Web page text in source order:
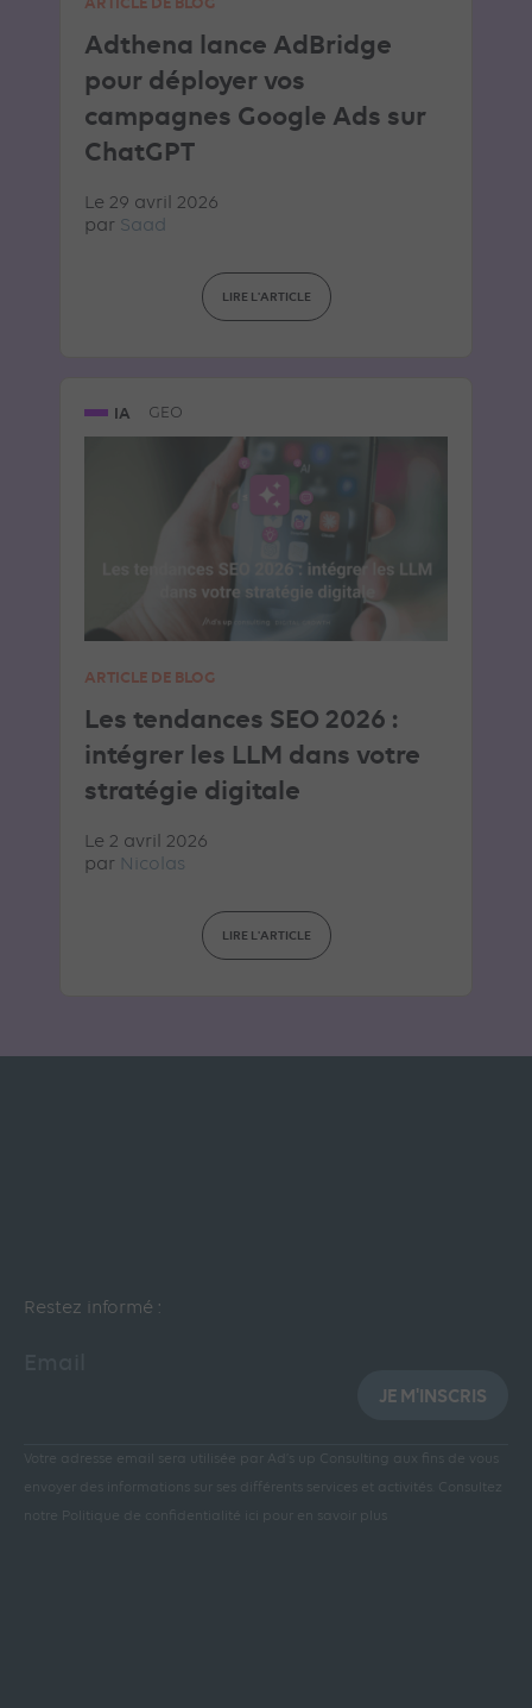
Adthena lance AdBridge
pour déployer vos
campagnes Google Ads sur
ChatGPT
Le 29 avril 2026
par Saad
LIRE L'ARTICLE
IA GEO
ARTICLE DE BLOG
Les tendances SEO 2026 :
intégrer les LLM dans votre
stratégie digitale
Le 2 avril 2026
par Nicolas
LIRE L'ARTICLE
Restez informé :
JE M'INSCRIS
Votre adresse email sera utilisée par Ad’s up Consulting aux fins de vous
envoyer des informations sur ses différents services et activités.
Consultez
notre Politique de confidentialité ici pour en savoir plus